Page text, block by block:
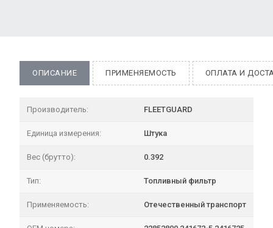
ОПИСАНИЕ ПРИМЕНЯЕМОСТЬ ОПЛАТА И
Производитель: FLEETGUARD
Единица измерения: Штука
Вес (брутто): 0.392
Тип: Топливный фильтр
Применяемость: Отечественный транспорт